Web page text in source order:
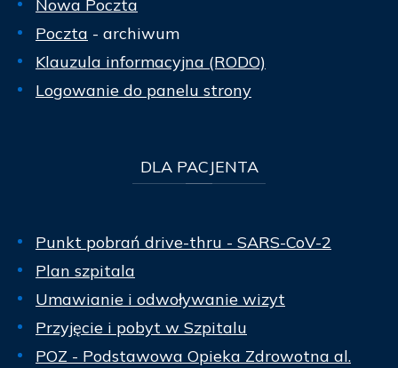
Nowa Poczta
Poczta - archiwum
Klauzula informacyjna (RODO)
Logowanie do panelu strony
DLAPACJENTA
Punkt pobrań drive-thru - SARS-CoV-2
Plan szpitala
Umawianie i odwoływanie wizyt
Przyjęcie i pobyt w Szpitalu
POZ - Podstawowa Opieka Zdrowotna al.